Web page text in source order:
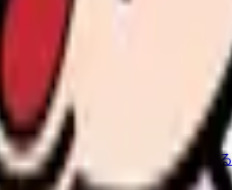
るべき記事と相談先を出します。
進む 給料コンパスで比較する
確かめられます。 進む